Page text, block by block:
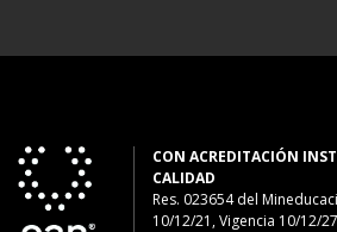
CON ACREDITACIÓN
CALIDAD
Res. 023654del
10/12/21, Vigencia 10/12/27